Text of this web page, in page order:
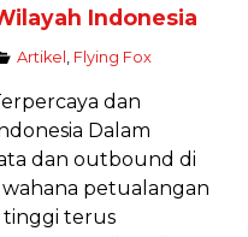
Indonesia
Artikel Flying Fox
dan
Dalam
dan outbound di
petualangan
tinggi terus